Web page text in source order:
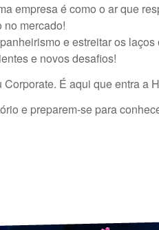
empresa é como o ar que
no mercado!
e estreitar os
e novos desafios!
É aqui que entra a
e preparem-se para